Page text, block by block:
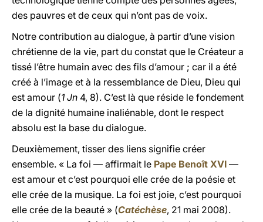
des pauvres et de ceux qui n’ont pas de voix.
Notre contribution au dialogue, à partir d’une vision
chrétienne de la vie, part du constat que le Créateur a
tissé l’être humain avec des fils d’amour ; car il a été
créé à l’image et à la ressemblance de Dieu, Dieu qui
est amour (1 Jn 4, 8). C’est là que réside le fondement
de la dignité humaine inaliénable, dont le respect
absolu est la base du dialogue.
Deuxièmement, tisser des liens signifie créer
ensemble. « La foi ― affirmait le Pape Benoît XVI ―
est amour et c’est pourquoi elle crée de la poésie et
elle crée de la musique. La foi est joie, c’est pourquoi
elle crée de la beauté » (Catéchèse, 21 mai 2008).